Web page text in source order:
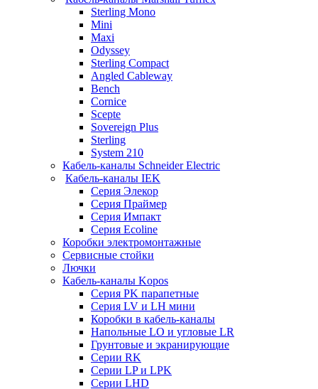
Sterling Mono
Mini
Maxi
Odyssey
Sterling Compact
Angled Cableway
Bench
Cornice
Scepte
Sovereign Plus
Sterling
System 210
Кабель-каналы Schneider Electric
Кабель-каналы IEK
Серия Элекор
Серия Праймер
Серия Импакт
Серия Ecoline
Коробки электромонтажные
Сервисные стойки
Лючки
Кабель-каналы Kopos
Серия PK парапетные
Серия LV и LH мини
Коробки в кабель-каналы
Напольные LO и угловые LR
Грунтовые и экранирующие
Серии RK
Серии LP и LPK
Серии LHD